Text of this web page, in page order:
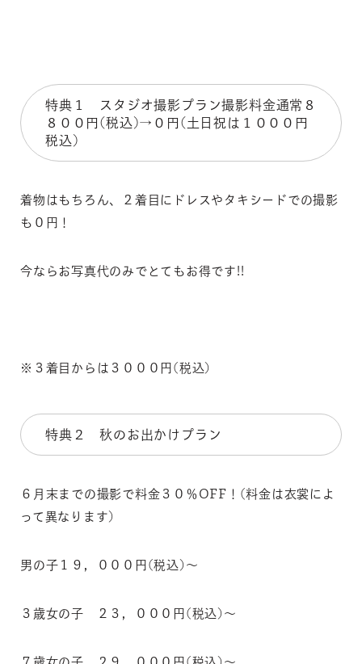
特典１ スタジオ撮影プラン撮影料金通常８
８００円(税込)→０円(土日祝は１０００円
税込)
着物はもちろん、２着目にドレスやタキシードでの撮影
も０円！
今ならお写真代のみでとてもお得です!!
※３着目からは３０００円(税込)
特典２ 秋のお出かけプラン
６月末までの撮影で料金３０％OFF！(料金は衣裳によ
って異なります)
男の子１９，０００円(税込)～
３歳女の子 ２３，０００円(税込)～